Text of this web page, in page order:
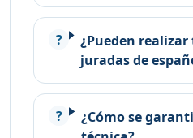
¿Pueden
juradas de
¿Cómo se